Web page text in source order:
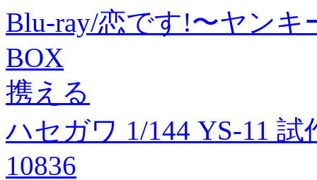
Blu-ray/恋です!〜ヤンキ
BOX
携える
ハセガワ 1/144 YS-11
10836